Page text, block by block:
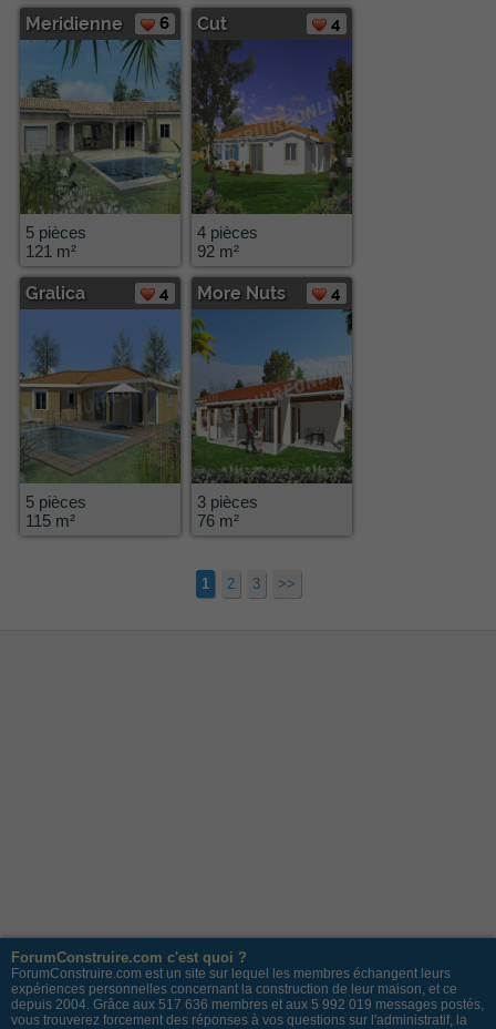
Meridienne 6
5 pièces
121 m²
Cut 4
4 pièces
92 m²
Gralica 4
5 pièces
115 m²
More Nuts 4
3 pièces
76 m²
1 2 3 >>
ForumConstruire.com c'est quoi ?
ForumConstruire.com est un site sur lequel les membres échangent leurs
expériences personnelles concernant la construction de leur maison, et ce
depuis 2004. Grâce aux 517 636 membres et aux 5 992 019 messages postés,
vous trouverez forcement des réponses à vos questions sur l'administratif, la